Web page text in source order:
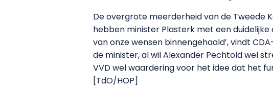
De overgrote meerderheid van de Tweede
hebben minister Plasterk met een
van onze wensen binnengehaald’, vindt
de minister, al wil Alexander Pechtold wel
VVD wel waardering voor het idee dat het
[TdO/HOP]